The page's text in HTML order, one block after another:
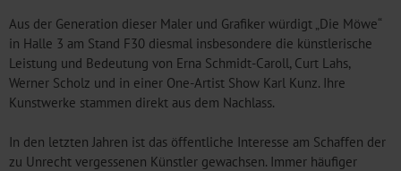
Aus der Generation dieser Maler und Grafiker würdigt „Die Möwe“
in Halle 3 am Stand F30 diesmal insbesondere die künstlerische
Leistung und Bedeutung von Erna Schmidt-Caroll, Curt Lahs,
Werner Scholz und in einer One-Artist Show Karl Kunz. Ihre
Kunstwerke stammen direkt aus dem Nachlass.
In den letzten Jahren ist das öffentliche Interesse am Schaffen der
zu Unrecht vergessenen Künstler gewachsen. Immer häufiger